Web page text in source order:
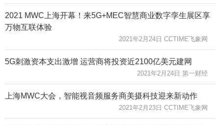
2021 MWC上海开幕！来5G+MEC智慧商业数字孪生展区享
万物互联体验
2021年2月24日 CCTIME飞象网
5G刺激资本支出激增 运营商将投资近2100亿美元建网
2021年2月24日 第一财经
上海MWC大会，智能视音频服务商美摄科技迎来新动作
2021年2月23日 CCTIME飞象网